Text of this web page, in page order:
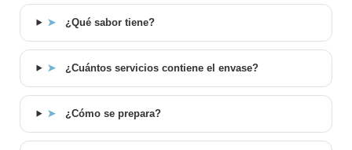
➤ ¿Qué sabor tiene?
➤ ¿Cuántos servicios contiene el envase?
➤ ¿Cómo se prepara?